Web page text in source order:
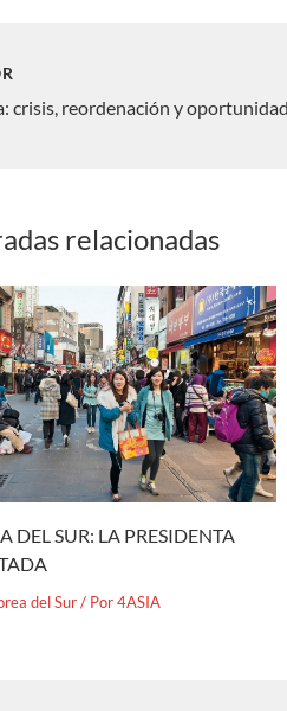
crisis, reordenación y oportunidad
relacionadas
DEL SUR: LA PRESIDENTA
del Sur/ Por4ASIA